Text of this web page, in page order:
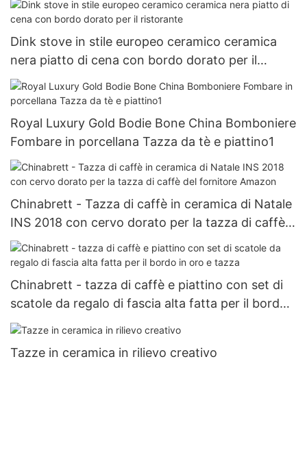
Dink stove in stile europeo ceramico ceramica
nera piatto di cena con bordo dorato per il
ristorante
Royal Luxury Gold Bodie Bone China Bomboniere
Fombare in porcellana Tazza da tè e piattino1
Chinabrett - Tazza di caffè in ceramica di Natale
INS 2018 con cervo dorato per la tazza di caffè
del fornitore Amazon
Chinabrett - tazza di caffè e piattino con set di
scatole da regalo di fascia alta fatta per il bordo
in oro e tazza
Tazze in ceramica in rilievo creativo